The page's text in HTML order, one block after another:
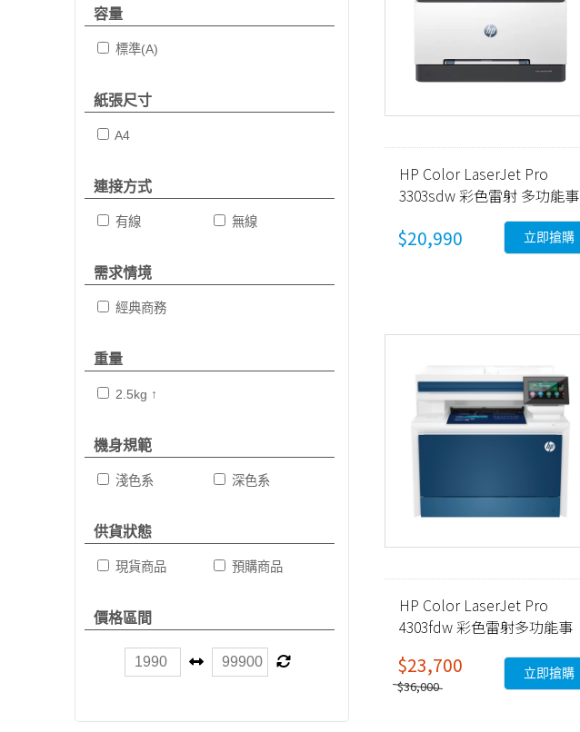
容量
標準(A)
紙張尺寸
A4
連接方式
有線 無線
需求情境
經典商務
重量
2.5kg ↑
機身規範
淺色系 深色系
供貨狀態
現貨商品 預購商品
價格區間
HP Color LaserJet Pro
3303sdw 彩色雷射 多功能事
$20,990 立即搶購
HP Color LaserJet Pro
4303fdw 彩色雷射多功能事
$23,700
$36,000
立即搶購